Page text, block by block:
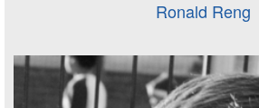
Ronald Reng